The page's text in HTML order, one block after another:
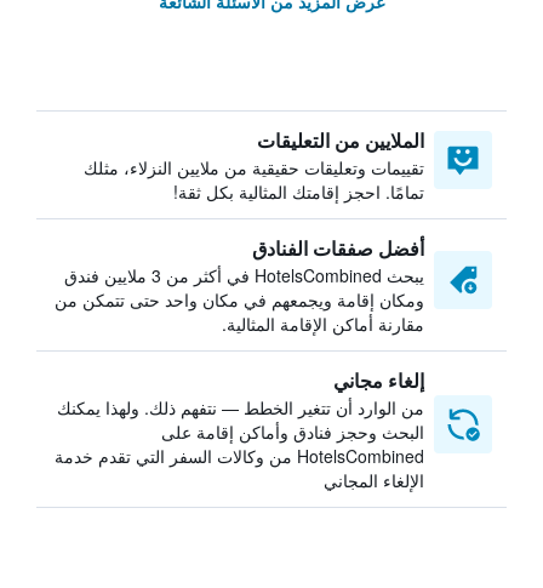
الملايين من التعليقات
تقييمات وتعليقات حقيقية من ملايين النزلاء، مثلك
تمامًا. احجز إقامتك المثالية بكل ثقة!
أفضل صفقات الفنادق
يبحث HotelsCombined في أكثر من 3 ملايين فندق
ومكان إقامة ويجمعهم في مكان واحد حتى تتمكن من
مقارنة أماكن الإقامة المثالية.
إلغاء مجاني
من الوارد أن تتغير الخطط — نتفهم ذلك. ولهذا يمكنك
البحث وحجز فنادق وأماكن إقامة على
HotelsCombined من وكالات السفر التي تقدم خدمة
الإلغاء المجاني